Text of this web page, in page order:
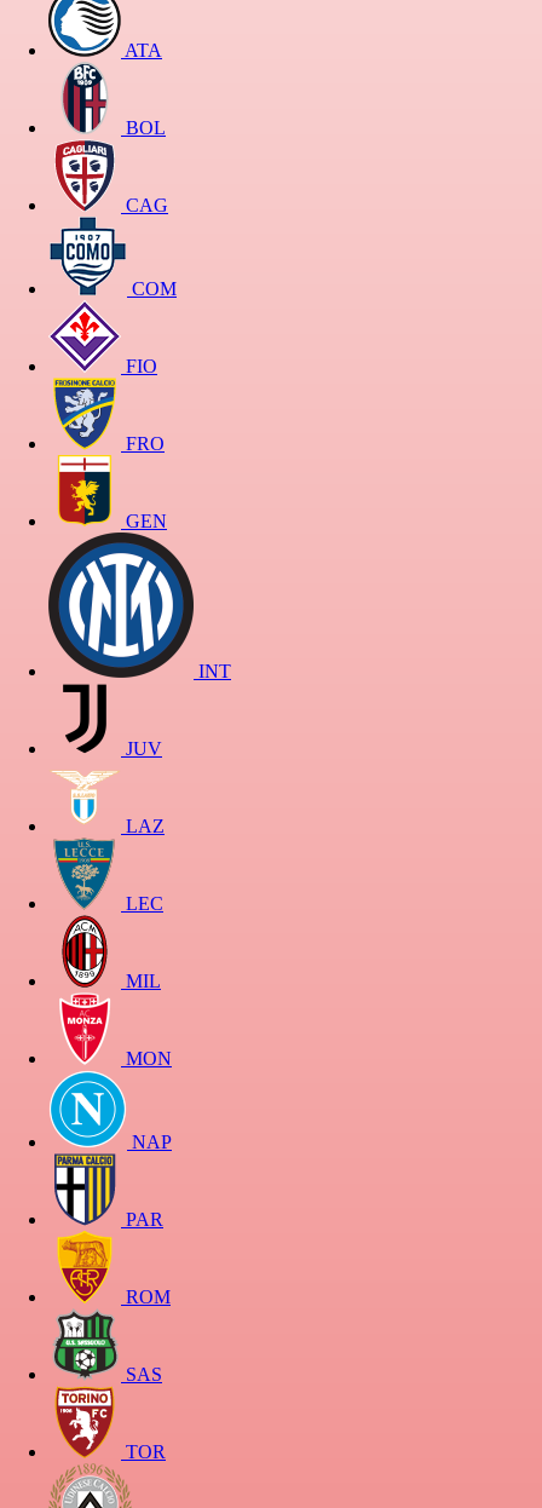
ATA
BOL
CAG
COM
FIO
FRO
GEN
INT
JUV
LAZ
LEC
MIL
MON
NAP
PAR
ROM
SAS
TOR